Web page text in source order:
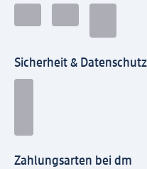
Sicherheit &
Zahlungsarten bei dm